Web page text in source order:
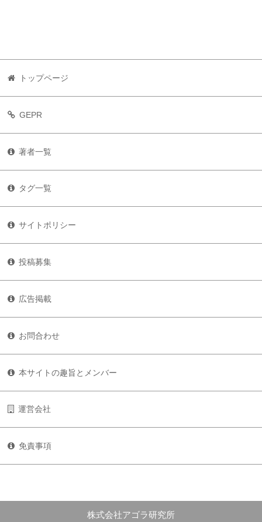
トップページ
GEPR
著者一覧
タグ一覧
サイトポリシー
投稿募集
広告掲載
お問合わせ
本サイトの趣旨とメンバー
運営会社
免責事項
株式会社アゴラ研究所